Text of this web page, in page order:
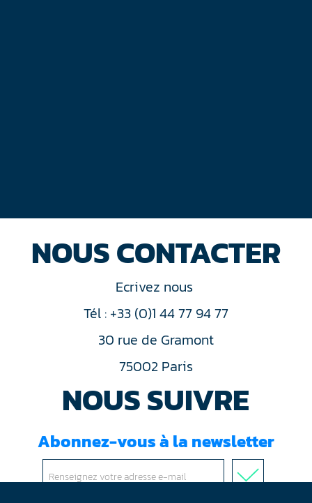
NOUS CONTACTER
Ecrivez nous
Tél : +33 (0)1 44 77 94 77
30 rue de Gramont
75002 Paris
NOUS SUIVRE
Abonnez-vous à la newsletter